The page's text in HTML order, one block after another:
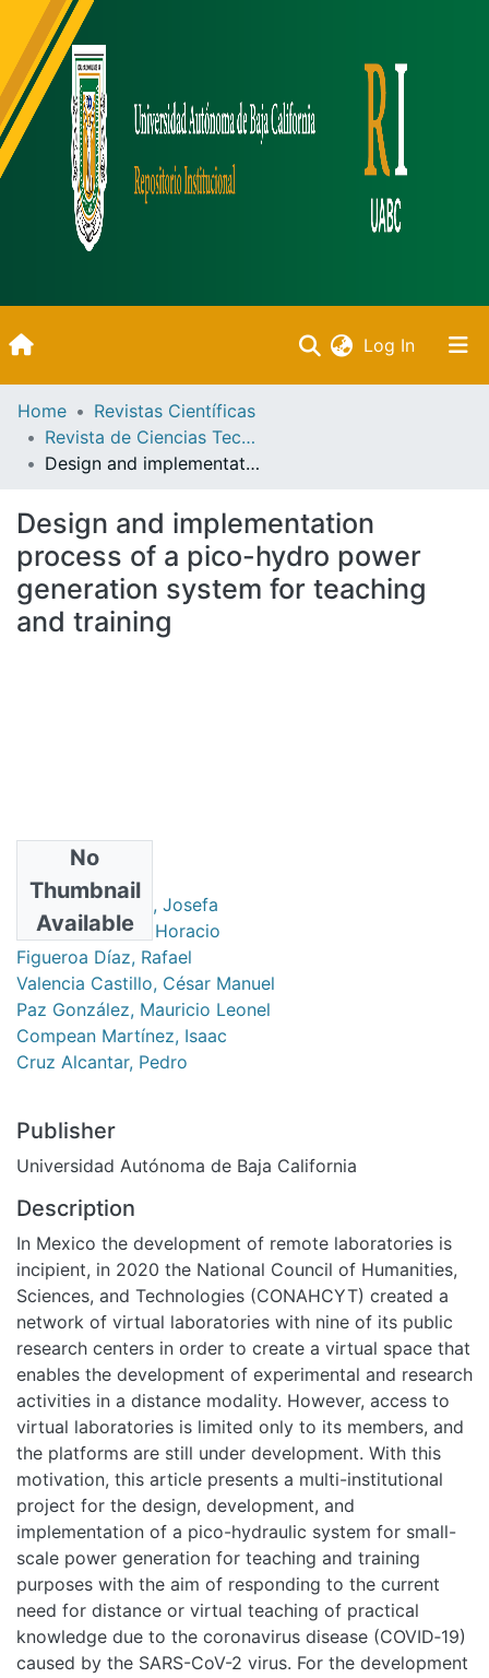
Log In(current)
Inicio
Communities & Collections
Statistics
Bibliotecas
Home
Revistas Científicas
Revista de Ciencias Tecnológicas
Design and implementation process of a pico-hydro power generation system for teaching and training
Design and implementation
process of a pico-hydro power
generation system for teaching
and training
No
Thumbnail
Available
Authors
Morales Morales, Josefa
Bautista Santos, Horacio
Figueroa Díaz, Rafael
Valencia Castillo, César Manuel
Paz González, Mauricio Leonel
Compean Martínez, Isaac
Cruz Alcantar, Pedro
Publisher
Universidad Autónoma de Baja California
Description
In Mexico the development of remote laboratories is
incipient, in 2020 the National Council of Humanities,
Sciences, and Technologies (CONAHCYT) created a
network of virtual laboratories with nine of its public
research centers in order to create a virtual space that
enables the development of experimental and research
activities in a distance modality. However, access to
virtual laboratories is limited only to its members, and
the platforms are still under development. With this
motivation, this article presents a multi-institutional
project for the design, development, and
implementation of a pico-hydraulic system for small-
scale power generation for teaching and training
purposes with the aim of responding to the current
need for distance or virtual teaching of practical
knowledge due to the coronavirus disease (COVID‑19)
caused by the SARS-CoV-2 virus. For the development